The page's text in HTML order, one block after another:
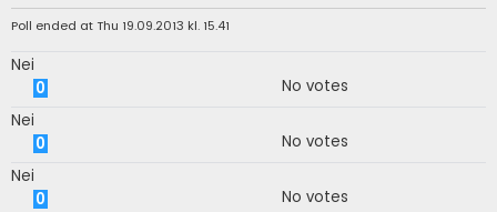
Poll ended at Thu 19.09.2013 kl. 15.41
Nei
0
No votes
Nei
0
No votes
Nei
0
No votes